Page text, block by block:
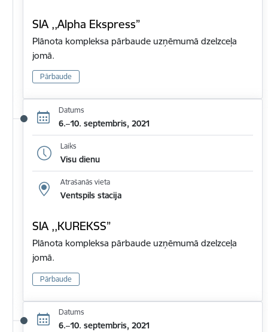
SIA ,,Alpha Ekspress”
Plānota kompleksa pārbaude uzņēmumā dzelzceļa
jomā.
Pārbaude
Datums
6.–10. septembris, 2021
Laiks
Visu dienu
Atrašanās vieta
Ventspils stacija
SIA ,,KUREKSS”
Plānota kompleksa pārbaude uzņēmumā dzelzceļa
jomā.
Pārbaude
Datums
6.–10. septembris, 2021